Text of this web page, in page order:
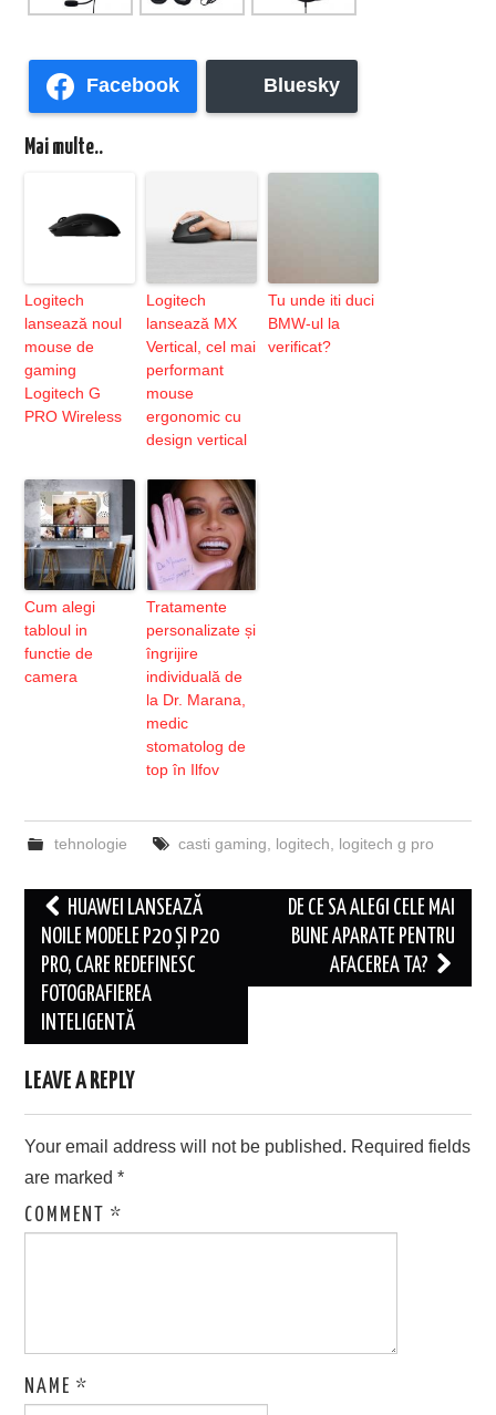
Facebook Bluesky
Mai multe..
Logitech
lansează noul
mouse de
gaming
Logitech G
PRO Wireless
Logitech
lansează MX
Vertical, cel mai
performant
mouse
ergonomic cu
design vertical
Tu unde iti duci
BMW-ul la
verificat?
Cum alegi
tabloul in
functie de
camera
Tratamente
personalizate și
îngrijire
individuală de
la Dr. Marana,
medic
stomatolog de
top în Ilfov
tehnologie casti gaming logitech logitech g pro
Post
navigation
HUAWEI LANSEAZĂ
NOILE MODELE P20 ȘI P20
PRO, CARE REDEFINESC
FOTOGRAFIEREA
INTELIGENTĂ
DE CE SA ALEGI CELE MAI
BUNE APARATE PENTRU
AFACEREA TA?
LEAVE A REPLY
Your email address will not be published. Required fields
are marked*
COMMENT*
NAME*